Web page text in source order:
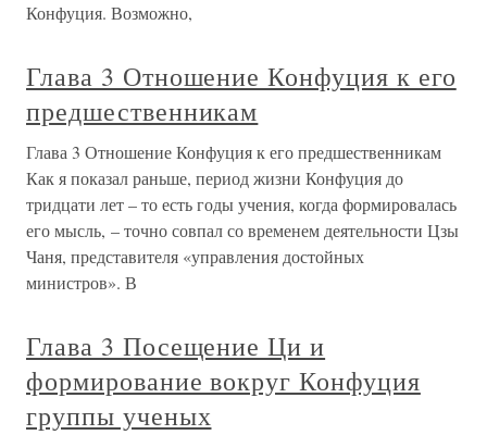
Конфуция. Возможно,
Глава 3 Отношение Конфуция к его
предшественникам
Глава 3 Отношение Конфуция к его предшественникам
Как я показал раньше, период жизни Конфуция до
тридцати лет – то есть годы учения, когда формировалась
его мысль, – точно совпал со временем деятельности Цзы
Чаня, представителя «управления достойных
министров». В
Глава 3 Посещение Ци и
формирование вокруг Конфуция
группы ученых